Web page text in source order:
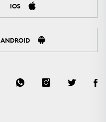
IOS
ANDROID